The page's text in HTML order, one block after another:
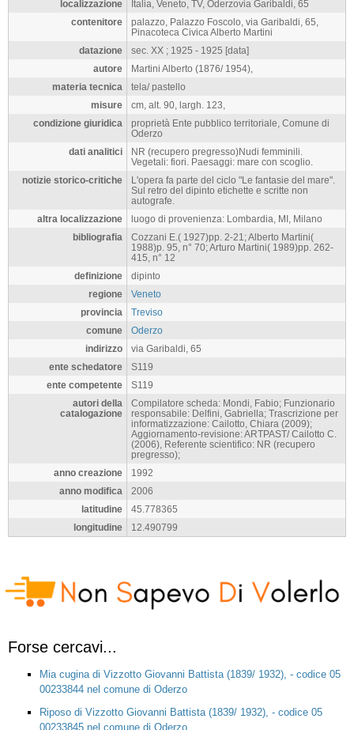
localizzazione
Italia, Veneto, TV, Oderzovia Garibaldi, 65
contenitore
palazzo, Palazzo Foscolo, via Garibaldi, 65,
Pinacoteca Civica Alberto Martini
datazione
sec. XX ; 1925 - 1925 [data]
autore
Martini Alberto (1876/ 1954),
materia tecnica
tela/ pastello
misure
cm, alt. 90, largh. 123,
condizione giuridica
proprietà Ente pubblico territoriale, Comune di
Oderzo
dati analitici
NR (recupero pregresso)Nudi femminili.
Vegetali: fiori. Paesaggi: mare con scoglio.
notizie storico-critiche
L'opera fa parte del ciclo "Le fantasie del mare".
Sul retro del dipinto etichette e scritte non
autografe.
altra localizzazione
luogo di provenienza: Lombardia, MI, Milano
bibliografia
Cozzani E.( 1927)pp. 2-21; Alberto Martini(
1988)p. 95, n° 70; Arturo Martini( 1989)pp. 262-
415, n° 12
definizione
dipinto
regione
Veneto
provincia
Treviso
comune
Oderzo
indirizzo
via Garibaldi, 65
ente schedatore
S119
ente competente
S119
autori della
catalogazione
Compilatore scheda: Mondi, Fabio; Funzionario
responsabile: Delfini, Gabriella; Trascrizione per
informatizzazione: Cailotto, Chiara (2009);
Aggiornamento-revisione: ARTPAST/ Cailotto C.
(2006), Referente scientifico: NR (recupero
pregresso);
anno creazione
1992
anno modifica
2006
latitudine
45.778365
longitudine
12.490799
Forse cercavi...
Mia cugina di Vizzotto Giovanni Battista (1839/ 1932), - codice 05
00233844 nel comune di Oderzo
Riposo di Vizzotto Giovanni Battista (1839/ 1932), - codice 05
00233845 nel comune di Oderzo